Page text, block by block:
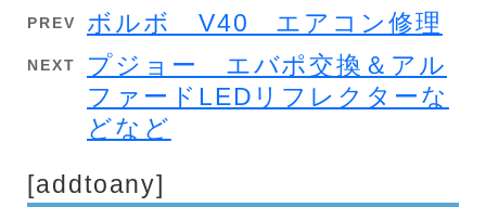
PREV ボルボ V40 エアコン修理
NEXT
プジョー エバポ交換＆アル
ファードLEDリフレクターな
どなど
[addtoany]